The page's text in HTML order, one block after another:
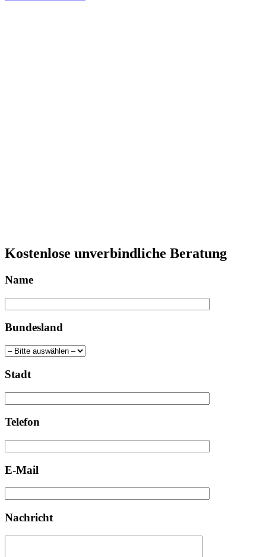
Kostenlose unverbindliche Beratung
Name
Bundesland
Stadt
Telefon
E-Mail
Nachricht